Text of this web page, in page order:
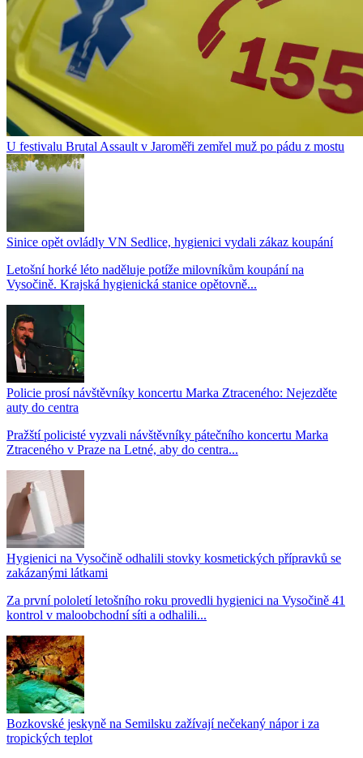
U festivalu Brutal Assault v Jaroměři zemřel muž po pádu z mostu
Sinice opět ovládly VN Sedlice, hygienici vydali zákaz koupání
Letošní horké léto naděluje potíže milovníkům koupání na
Vysočině. Krajská hygienická stanice opětovně...
Policie prosí návštěvníky koncertu Marka Ztraceného: Nejezděte
auty do centra
Pražští policisté vyzvali návštěvníky pátečního koncertu Marka
Ztraceného v Praze na Letné, aby do centra...
Hygienici na Vysočině odhalili stovky kosmetických přípravků se
zakázanými látkami
Za první pololetí letošního roku provedli hygienici na Vysočině 41
kontrol v maloobchodní síti a odhalili...
Bozkovské jeskyně na Semilsku zažívají nečekaný nápor i za
tropických teplot